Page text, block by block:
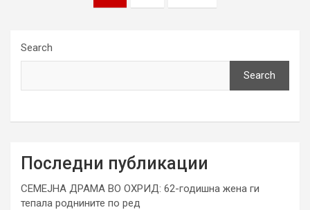
Search
Search
Последни публикации
СЕМЕЈНА ДРАМА ВО ОХРИД: 62-годишна жена ги
тепала роднините по ред